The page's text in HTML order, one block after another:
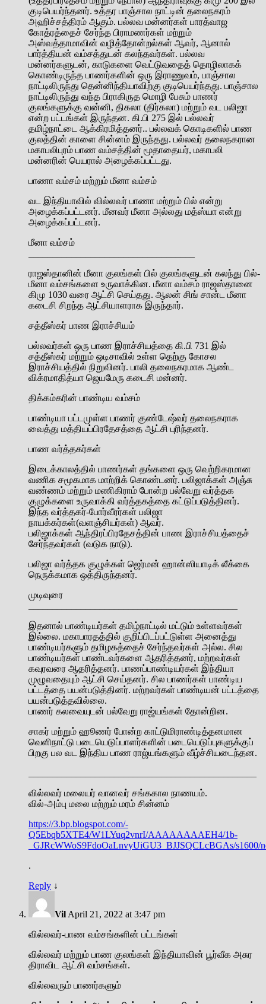
குடிபெயர்ந்தனர். உத்தர பாஞ்சால நாட்டின் தலைநகரம்
அஹிச்சத்திரம் ஆகும். பல்லவ மன்னர்கள் பாரத்வாஜ
கோத்ரத்தைச் சேர்ந்த பிராமணர்கள் மற்றும்
அஸ்வத்தாமாவின் வழித்தோன்றல்கள் ஆவர், ஆனால்
பார்த்தியன் வம்சத்துடன் கலந்தவர்கள். பல்லவ
மன்னர்களுடன், காடுகளை வெட்டுவதைத் தொழிலாகக்
கொண்டிருந்த பாணர்களின் ஒரு இராணுவம், பாஞ்சால
நாட்டிலிருந்து தென்னிந்தியாவிற்கு குடிபெயர்ந்தது. பாஞ்சால
நாட்டிலிருந்து வந்த பிராகிருத மொழி பேசும் பாணர்
குலங்களுக்கு வன்னி, திகலா (திர்கலா) மற்றும் வட பலிஜா
என்ற பட்டங்கள் இருந்தன. கி.பி 275 இல் பல்லவர்
தமிழ்நாட்டை ஆக்கிரமித்தனர்.. பல்லவக் கொடிகளில் பாண
குலத்தின் காளை சின்னம் இருந்தது. பல்லவர் தலைநகரான
மகாபலிபுரம் பாண வம்சத்தின் மூதாதையர், மகாபலி
மன்னரின் பெயரால் அழைக்கப்பட்டது.
பாணா வம்சம் மற்றும் மீனா வம்சம்
வட இந்தியாவில் வில்லவர் பாணா மற்றும் பில் என்று
அழைக்கப்பட்டனர். மீனவர் மீனா அல்லது மத்ஸ்யா என்று
அழைக்கப்பட்டனர்.
மீனா வம்சம்
ராஜஸ்தானின் மீனா குலங்கள் பில் குலங்களுடன் கலந்து பில்-
மீனா வம்சங்களை உருவாக்கின. மீனா வம்சம் ராஜஸ்தானை
கிமு 1030 வரை ஆட்சி செய்தது. ஆலன் சிங் சான்ட மீனா
கடைசி சிறந்த ஆட்சியாளராக இருந்தார்.
சத்தீஸ்கர் பாண இராச்சியம்
பல்லவர்கள் ஒரு பாண இராச்சியத்தை கி.பி 731 இல்
சத்தீஸ்கர் மற்றும் ஒடிசாவில் உள்ள தெற்கு கோசல
இராச்சியத்தில் நிறுவினர். பாலி தலைநகரமாக ஆண்ட
விக்ரமாதித்யா ஜெயமேரு கடைசி மன்னர்.
திக்கம்கரின் பாண்டிய வம்சம்
பாண்டியா பட்டமுள்ள பாணர் குண்டேஷ்வர் தலைநகராக
வைத்து மத்தியப்பிரதேசத்தை ஆட்சி புரிந்தனர்.
பாண வர்த்தகர்கள்
இடைக்காலத்தில் பாணர்கள் தங்களை ஒரு வெற்றிகரமான
வணிக சமூகமாக மாற்றிக் கொண்டனர். பலிஜாக்கள் அஞ்சு
வண்ணம் மற்றும் மணிகிராம் போன்ற பல்வேறு வர்த்தக
குழுக்களை உருவாக்கி வர்த்தகத்தை கட்டுப்படுத்தினர்.
இந்த வர்த்தகர்-போர்வீரர்கள் பலிஜா
நாயக்கர்கள்(வளஞ்சியர்கள்) ஆவர்.
பலிஜாக்கள் ஆந்திரப்பிரதேசத்தின் பாண இராச்சியத்தைச்
சேர்ந்தவர்கள் (வடுக நாடு).
பலிஜா வர்த்தக குழுக்கள் ஜெர்மன் ஹான்ஸியாடிக் லீக்கை
நெருக்கமாக ஒத்திருந்தனர்.
முடிவுரை
இதனால் பாண்டியர்கள் தமிழ்நாட்டில் மட்டும் உள்ளவர்கள்
இல்லை. மகாபாரதத்தில் குறிப்பிடப்பட்டுள்ள அனைத்து
பாண்டியர்களும் தமிழகத்தைச் சேர்ந்தவர்கள் அல்ல. சில
பாண்டியர்கள் பாண்டவர்களை ஆதரித்தனர், மற்றவர்கள்
கவுரவரை ஆதரித்தனர். பாணப்பாண்டியர்கள் இந்தியா
முழுவதையும் ஆட்சி செய்தனர். சில பாணர்கள் பாண்டிய
பட்டத்தை பயன்படுத்தினர். மற்றவர்கள் பாண்டியன் பட்டத்தை
பயன்படுத்தவில்லை.
பாணர் கலவையுடன் பல்வேறு ராஜ்யங்கள் தோன்றின.
சாகர் மற்றும் ஹூணர் போன்ற காட்டுமிராண்டித்தனமான
வெளிநாட்டு படையெடுப்பாளர்களின் படையெடுப்புகளுக்குப்
பிறகு பல வட இந்திய பாண ராஜ்யங்களும் வீழ்ச்சியடைந்தன.
வில்லவர் மலையர் வானவர் சங்ககால நாணயம்.
வில்-அம்பு மலை மற்றும் மரம் சின்னம்
https://3.bp.blogspot.com/-
Q5Ebqb5XTE4/W1LYuq2vnrI/AAAAAAAAEH4/1b-
_GJRcWWoS9FdoOaLnvyUiGU3_BJJSQCLcBGAs/s1600/
.
Reply ↓
Vil April 21, 2022 at 3:47 pm
வில்லவர்-பாண வம்சங்களின் பட்டங்கள்
வில்லவர் மற்றும் பாண குலங்கள் இந்தியாவின் பூர்வீக அசுர
திராவிட ஆட்சி வம்சங்கள்.
வில்லவரும் பாணர்களும்